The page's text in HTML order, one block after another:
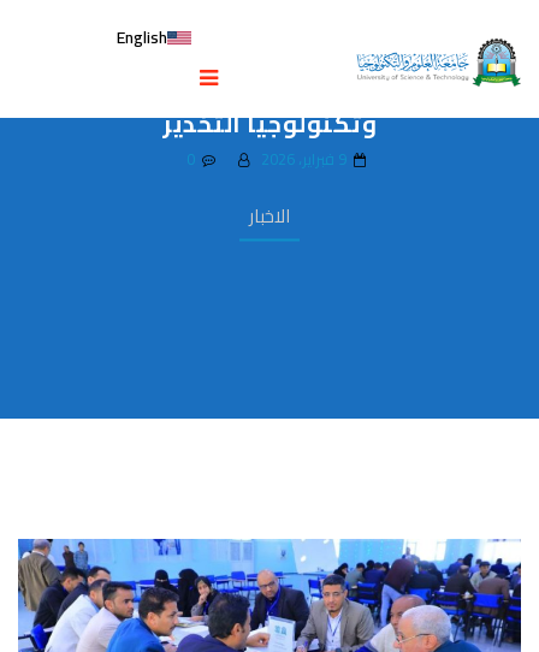
English
الاخبار
كلية الطب تقيم ورش إعداد رسالة وأهداف
ومخرجات برامج التمريض والقبالة
وتكنولوجيا التخدير
0